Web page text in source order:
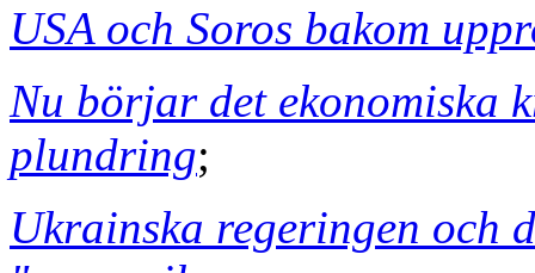
USA och Soros bakom
Nu börjar det ekonomiska
plundring;
Ukrainska regeringen och